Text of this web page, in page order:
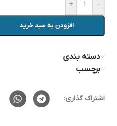
-
+
افزودن به سبد خرید
دسته بندی
برچسب
اشتراک گذاری: